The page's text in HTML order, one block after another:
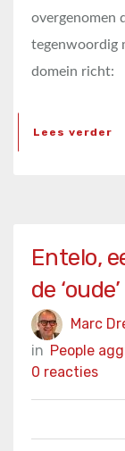
overgenomen
tegenwoordig
domein richt:
Lees verder
Entelo,
de
Marc
in People
0 reacties